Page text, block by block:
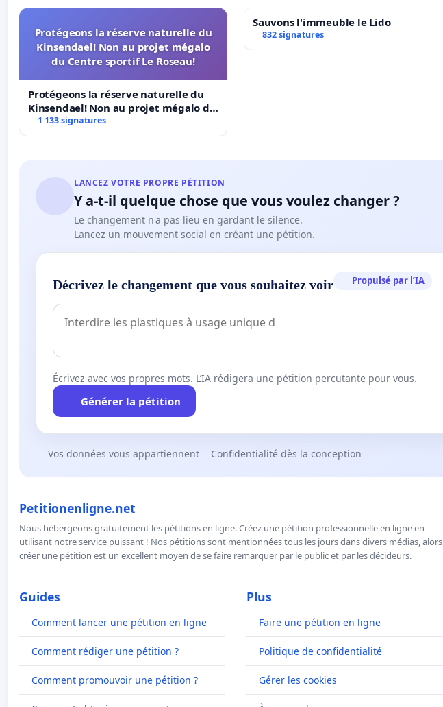
Protégeons la réserve naturelle du
Kinsendael! Non au projet mégalo
du Centre sportif Le Roseau!
Protégeons la réserve naturelle du
Kinsendael! Non au projet mégalo du
Centre sportif Le Roseau!
1 133 signatures
Sauvons l'immeuble le Lido
832 signatures
LANCEZ VOTRE PROPRE PÉTITION
Y a-t-il quelque chose que vous voulez changer ?
Le changement n'a pas lieu en gardant le silence.
Lancez un mouvement social en créant une pétition.
Décrivez le changement que vous souhaitez voir Propulsé par l’IA
Écrivez avec vos propres mots. L’IA rédigera une pétition percutante pour vous.
Générer la pétition
Vos données vous appartiennent Confidentialité dès la conception
Petitionenligne.net
Nous hébergeons gratuitement les pétitions en ligne. Créez une pétition professionnelle en ligne en
utilisant notre service puissant ! Nos pétitions sont mentionnées tous les jours dans divers médias, alors
créer une pétition est un excellent moyen de se faire remarquer par le public et par les décideurs.
Guides
Comment lancer une pétition en ligne
Comment rédiger une pétition ?
Comment promouvoir une pétition ?
Plus
Faire une pétition en ligne
Politique de confidentialité
Gérer les cookies